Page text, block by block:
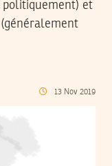
et
13 Nov 2019